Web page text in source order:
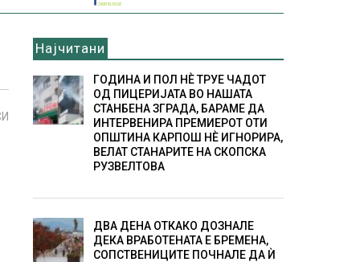
Најчитани
ГОДИНА И ПОЛ НÈ ТРУЕ ЧАДОТ
ОД ПИЦЕРИЈАТА ВО НАШАТА
СТАНБЕНА ЗГРАДА, БАРАМЕ ДА
ИНТЕРВЕНИРА ПРЕМИЕРОТ ОТИ
ОПШТИНА КАРПОШ НÈ ИГНОРИРА,
ВЕЛАТ СТАНАРИТЕ НА СКОПСКА
РУЗВЕЛТОВА
ДВА ДЕНА ОТКАКО ДОЗНАЛЕ
ДЕКА ВРАБОТЕНАТА Е БРЕМЕНА,
СОПСТВЕНИЦИТЕ ПОЧНАЛЕ ДА Ѝ